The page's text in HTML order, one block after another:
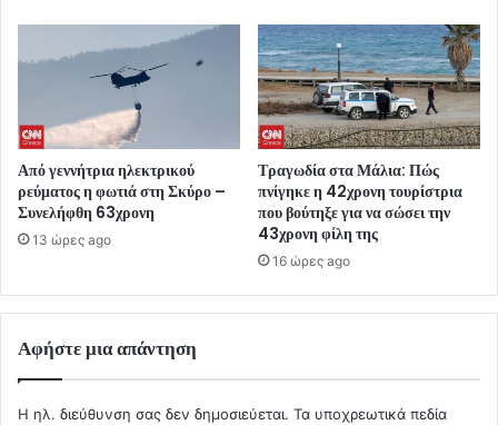
Από γεννήτρια ηλεκτρικού
ρεύματος η φωτιά στη Σκύρο –
Συνελήφθη 63χρονη
13 ώρες ago
Τραγωδία στα Μάλια: Πώς
πνίγηκε η 42χρονη τουρίστρια
που βούτηξε για να σώσει την
43χρονη φίλη της
16 ώρες ago
Αφήστε μια απάντηση
Η ηλ. διεύθυνση σας δεν δημοσιεύεται. Τα υποχρεωτικά πεδία